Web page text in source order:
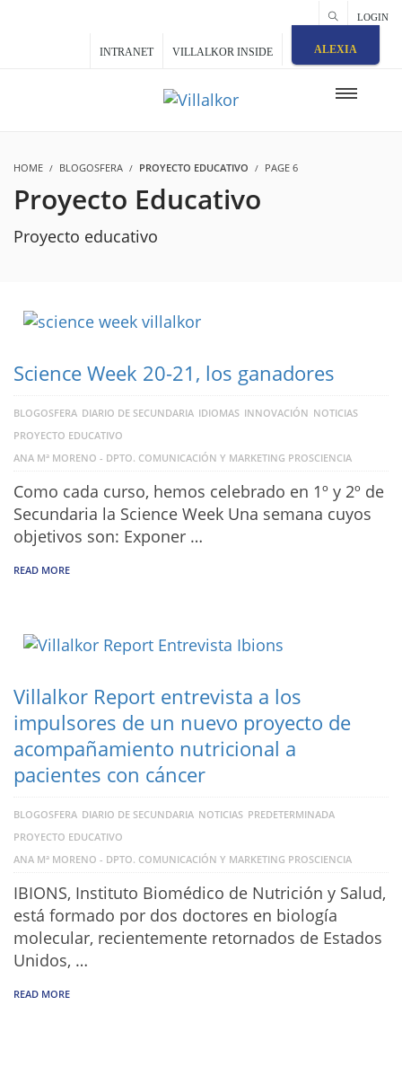
LOGIN
INTRANET VILLALKOR INSIDE ALEXIA
HOME BLOGOSFERA PROYECTO EDUCATIVO PAGE 6
Proyecto Educativo
Proyecto educativo
Science Week 20-21, los ganadores
BLOGOSFERA DIARIO DE SECUNDARIA IDIOMAS INNOVACIÓN NOTICIAS
PROYECTO EDUCATIVO
ANA Mª MORENO - DPTO. COMUNICACIÓN Y MARKETING PROSCIENCIA
Como cada curso, hemos celebrado en 1º y 2º de
Secundaria la Science Week Una semana cuyos
objetivos son: Exponer …
READ MORE
Villalkor Report entrevista a los
impulsores de un nuevo proyecto de
acompañamiento nutricional a
pacientes con cáncer
BLOGOSFERA DIARIO DE SECUNDARIA NOTICIAS PREDETERMINADA
PROYECTO EDUCATIVO
ANA Mª MORENO - DPTO. COMUNICACIÓN Y MARKETING PROSCIENCIA
IBIONS, Instituto Biomédico de Nutrición y Salud,
está formado por dos doctores en biología
molecular, recientemente retornados de Estados
Unidos, …
READ MORE